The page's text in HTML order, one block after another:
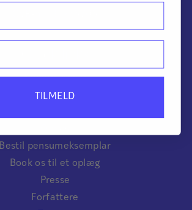
Kundeservice
FAQ
Bestil pensumeksemplar
Book os til et oplæg
Presse
Forfattere
TILMELD